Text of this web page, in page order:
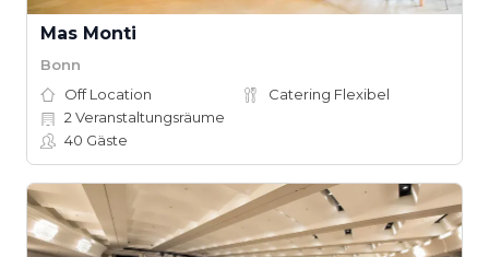
Mas Monti
Bonn
Off Location
Catering Flexibel
2 Veranstaltungsräume
40 Gäste